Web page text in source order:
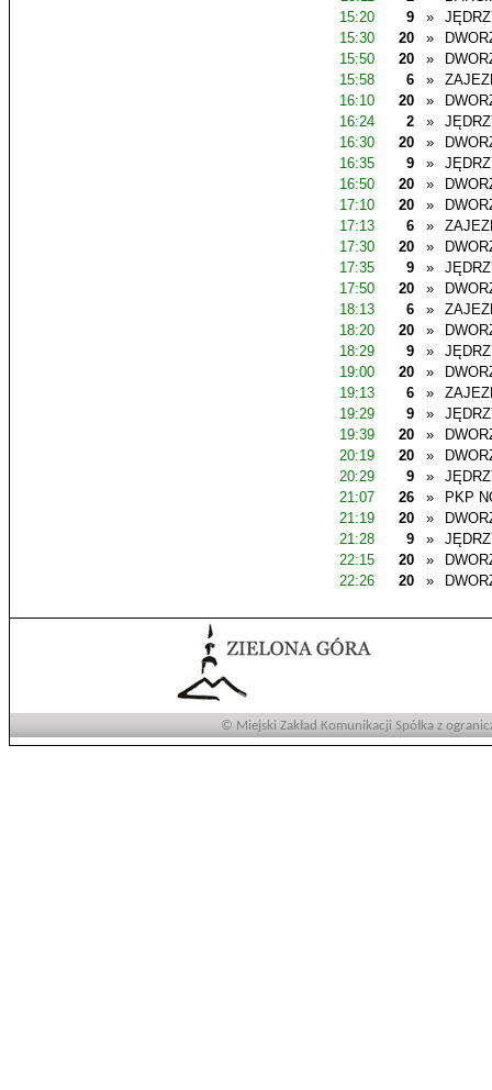
15:20
9 »
15:30
20 »
15:50
20 »
15:58
6 »
16:10
20 »
16:24
2 »
16:30
20 »
16:35
9 »
16:50
20 »
17:10
20 »
17:13
6 »
17:30
20 »
17:35
9 »
17:50
20 »
18:13
6 »
18:20
20 »
18:29
9 »
19:00
20 »
19:13
6 »
19:29
9 »
19:39
20 »
20:19
20 »
20:29
9 »
21:07
26 »
PKP
21:19
20 »
21:28
9 »
22:15
20 »
22:26
20 »
© Miejski Zakład Komunikacji Spółka z